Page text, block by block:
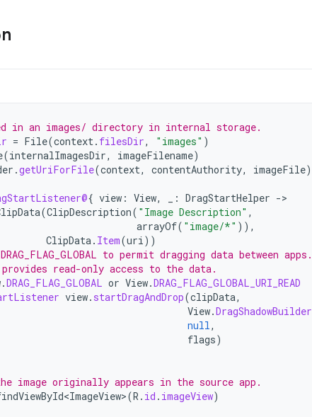
in an images/ directory in internal storage.
= File(context. filesDir, "images" )
(internalImagesDir, imageFilename)
.getUriForFile(context, contentAuthority, imageFile)
{ view : View, : DragStartHelper ->
(ClipDescription( "Image Description" ,
arrayOf( "image/*" )),
ClipData. Item(uri))
to permit dragging data between apps.
read-only access to the data.
.DRAG_FLAG_GLOBAL or View.DRAG_FLAG_GLOBAL_URI_READ
view. startDragAndDrop(clipData,
View.DragShadowBuilder
null,
flags)
image originally appears in the source app.
(R . id . imageView)